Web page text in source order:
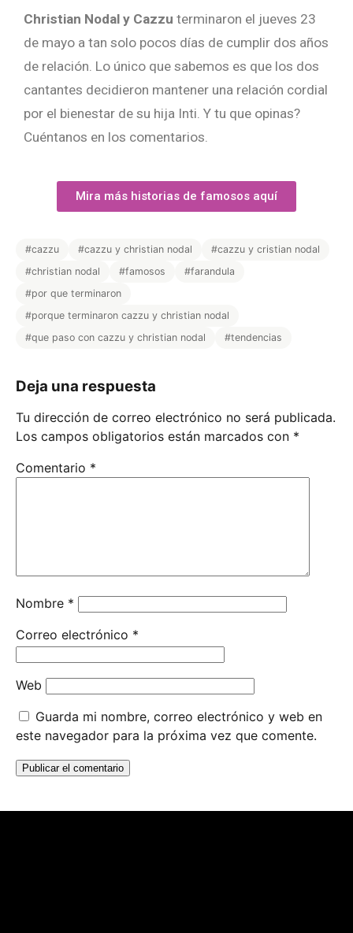
Christian Nodal y Cazzu terminaron el jueves 23
de mayo a tan solo pocos días de cumplir dos años
de relación. Lo único que sabemos es que los dos
cantantes decidieron mantener una relación cordial
por el bienestar de su hija Inti. Y tu que opinas?
Cuéntanos en los comentarios.
Mira más historias de famosos aquí
#cazzu #cazzu y christian nodal
#cazzu y cristian nodal
#christian nodal
#famosos
#farandula
#por que terminaron
#porque terminaron cazzu y christian nodal
#que paso con cazzu y christian nodal
#tendencias
Deja una respuesta
Tu dirección de correo electrónico no será publicada.
Los campos obligatorios están marcados con *
Comentario *
Nombre *
Correo electrónico *
Web
Guarda mi nombre, correo electrónico y web en
este navegador para la próxima vez que comente.